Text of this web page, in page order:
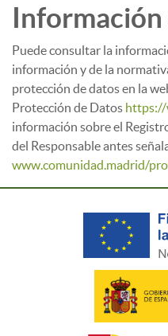
Puede consultar la
información y de la
protección de datos en la
Protección de Datos https://
información sobre el
del Responsable antes
www.comunidad.madrid/